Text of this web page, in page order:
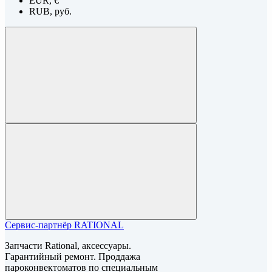
RUB, руб.
Сервис-партнёр RATIONAL
Запчасти Rational, аксессуары.
Гарантийный ремонт. Проддажа
пароконвектоматов по специальным